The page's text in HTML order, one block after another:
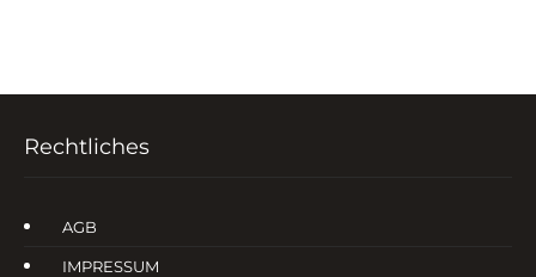
Rechtliches
AGB
IMPRESSUM